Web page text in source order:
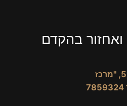
בהקדם
רח' צה"ל 99, משרד 512, "מרכז